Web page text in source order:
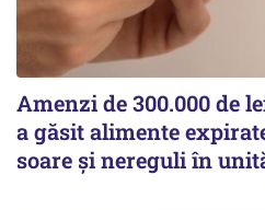
Amenzi de 300.000 de
a găsit alimente
soare și nereguli în